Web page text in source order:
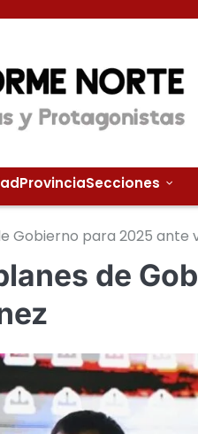
ProvinciaSecciones
Gobierno para 2025 ante
de